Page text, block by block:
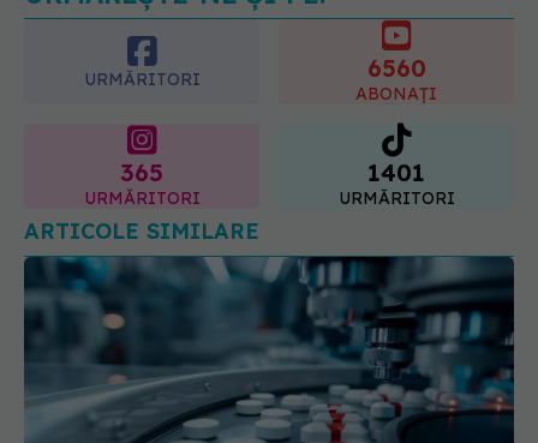
URMĂRITORI 6560
ABONAȚI
365
URMĂRITORI
1401
URMĂRITORI
ARTICOLE SIMILARE